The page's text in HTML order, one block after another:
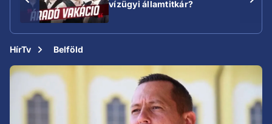
vízügyi államtitkár?
HírTv Belföld